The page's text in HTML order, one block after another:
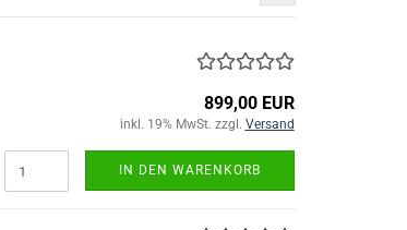
899,00 EUR
inkl. 19% MwSt. zzgl. Versand
IN DEN WARENKORB